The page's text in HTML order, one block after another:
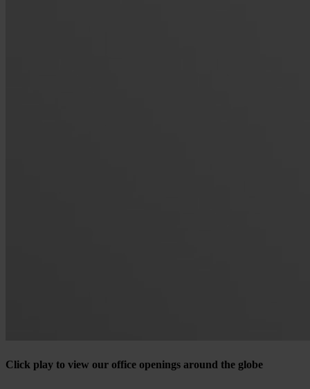
Click play to view our office openings around the globe